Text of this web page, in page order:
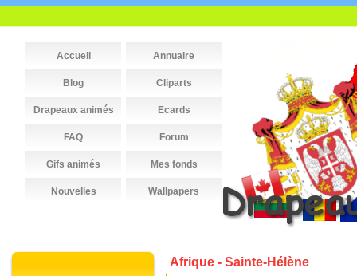
Accueil Annuaire
Blog Cliparts
Drapeaux animés Ecards
FAQ Forum
Gifs animés Mes fonds
Nouvelles Wallpapers
Afrique - Sainte-Hélène